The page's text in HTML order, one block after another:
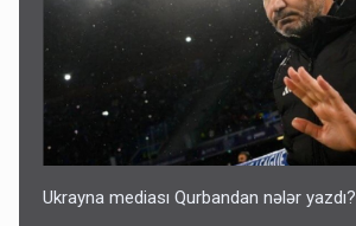
Ukrayna mediası Qurbandan nələr yazdı?